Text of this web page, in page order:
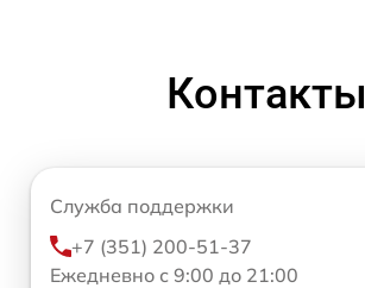
Контакты
Служба поддержки
+7 (351) 200-51-37
Ежедневно с 9:00 до 21:00